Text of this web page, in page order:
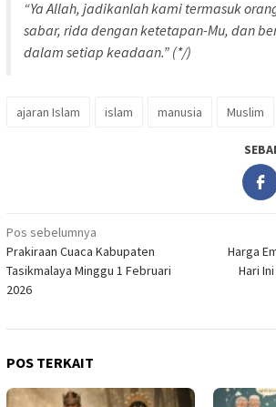
“Ya Allah, jadikanlah kami termasuk
sabar, rida dengan ketetapan-Mu, dan
dalam setiap keadaan.” (*/)
ajaran Islam islam manusia Muslim
Navigasi
pos
Pos sebelumnya
Prakiraan Cuaca Kabupaten
Tasikmalaya Minggu 1 Februari
2026
Harga
Hari
POS TERKAIT